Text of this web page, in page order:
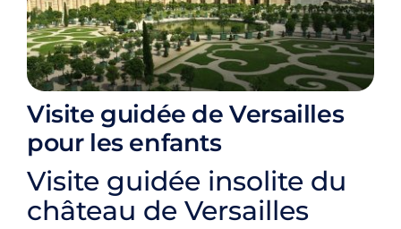
Visites par villes
Expositions temporaires
Visites exclusives et coulisses
Blog
Visite guidée de Versailles
pour les enfants
Visite guidée insolite du
château de Versailles